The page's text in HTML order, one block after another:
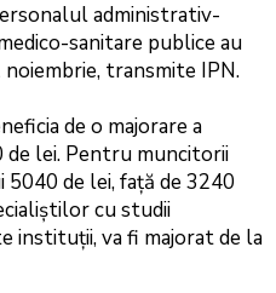
administrativ-
sanitare publice au
noiembrie, transmite IPN.
de o majorare a
de lei. Pentru muncitorii
de lei, faţă de 3240
cu studii
instituţii, va fi majorat de la